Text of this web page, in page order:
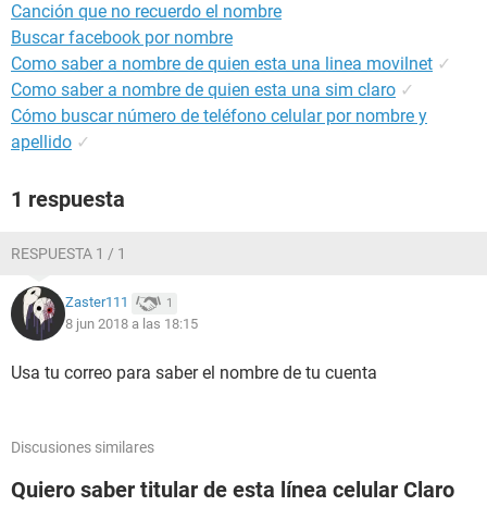
Canción que no recuerdo el nombre
Buscar facebook por nombre
Como saber a nombre de quien esta una linea movilnet ✓
Como saber a nombre de quien esta una sim claro ✓
Cómo buscar número de teléfono celular por nombre y
apellido ✓
1 respuesta
RESPUESTA 1 / 1
Zaster111 1
8 jun 2018 a las 18:15
Usa tu correo para saber el nombre de tu cuenta
Discusiones similares
Quiero saber titular de esta línea celular Claro